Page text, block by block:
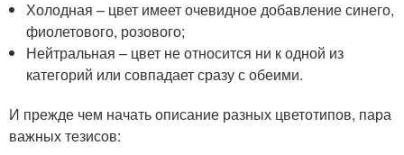
Холодная – цвет имеет очевидное добавление синего,
фиолетового, розового;
Нейтральная – цвет не относится ни к одной из
категорий или совпадает сразу с обеими.
И прежде чем начать описание разных цветотипов, пара
важных тезисов: